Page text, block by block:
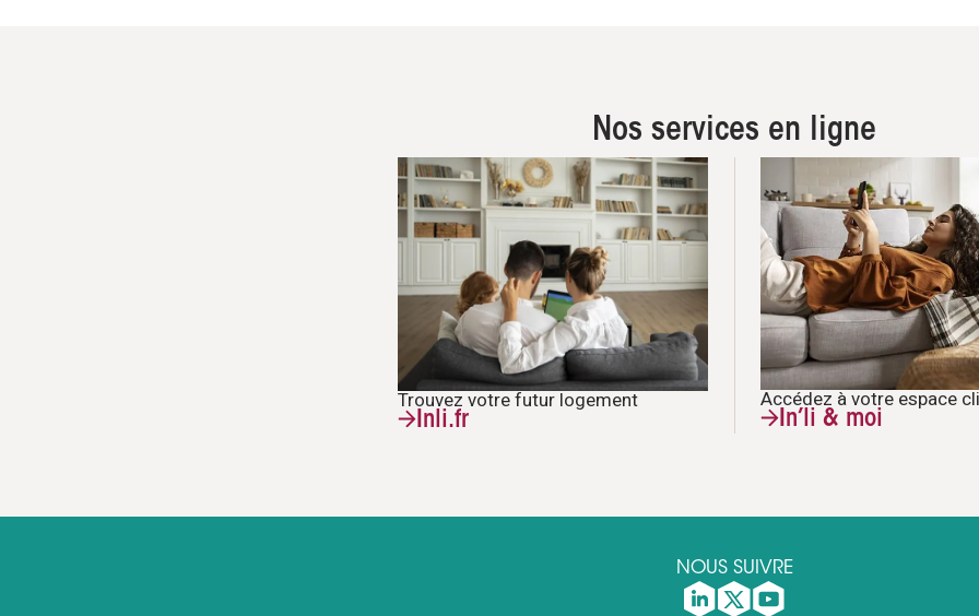
Nos services en ligne
Trouvez votre futur logement
Inli.fr
Accédez à votre espace
In’li & moi
NOUS SUIVRE